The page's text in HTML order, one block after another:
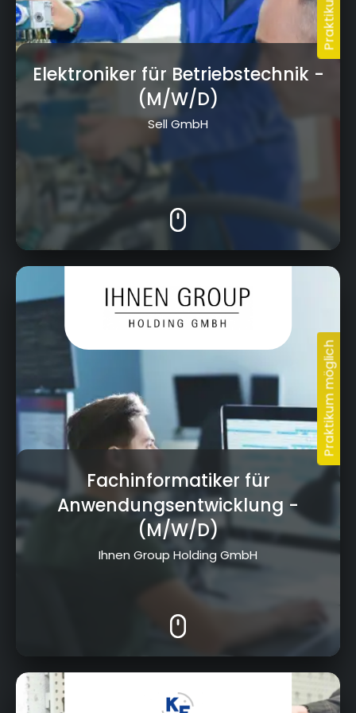
Elektroniker für Betriebstechnik-
(M/W/D)
Sell GmbH
Kressenstein 26, 95326 Kulmbach
Fachinformatiker für
Anwendungsentwicklung -
(M/W/D)
Ihnen Group Holding GmbH
Vorwerkstraße 20, 95326 Kulmbach